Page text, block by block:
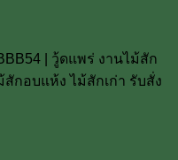
| วู้ดแพร่ งานไม้สัก
กอบแห้ง ไม้สักเก่า รับสั่ง